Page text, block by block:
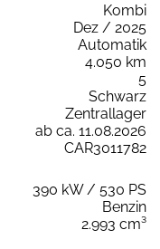
Kombi
Dez / 2025
Automatik
4.050 km
5
Schwarz
Zentrallager
ab ca. 11.08.2026
CAR3011782
390 kW / 530 PS
Benzin
2.993 cm³